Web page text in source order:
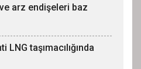
arz endişeleri baz
taşımacılığında